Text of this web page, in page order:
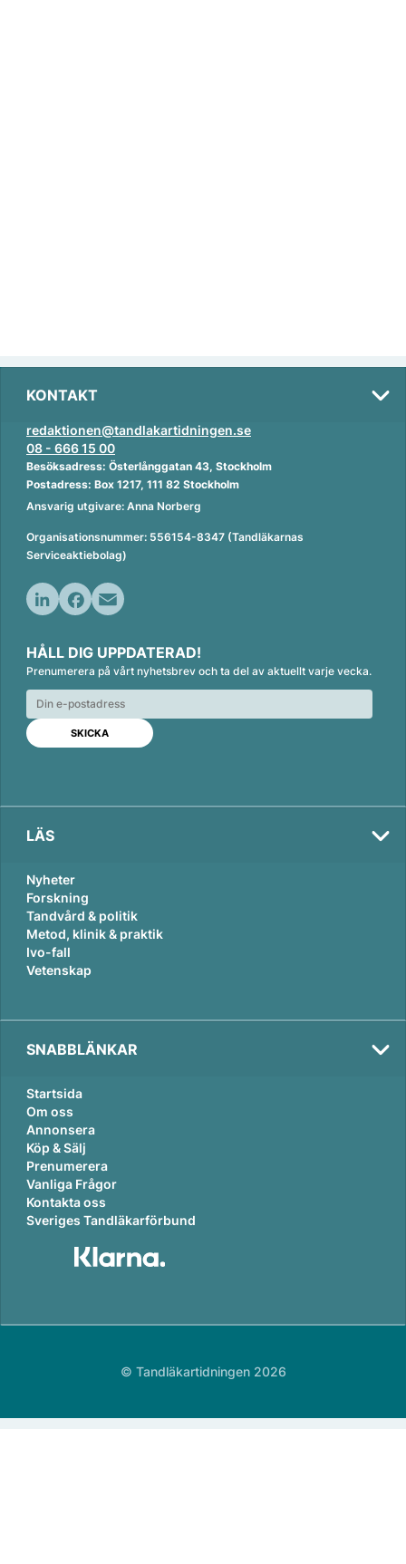
KONTAKT
redaktionen@tandlakartidningen.se
08 - 666 15 00
Besöksadress: Österlånggatan 43, Stockholm
Postadress: Box 1217, 111 82 Stockholm
Ansvarig utgivare: Anna Norberg
Organisationsnummer: 556154-8347 (Tandläkarnas
Serviceaktiebolag)
n
k
e
d
n
c
e
b
o
o
k
a
i
l
HÅLL DIG UPPDATERAD!
Prenumerera på vårt nyhetsbrev och ta del av aktuellt varje vecka.
LÄS
Nyheter
Forskning
Tandvård & politik
Metod, klinik & praktik
Ivo-fall
Vetenskap
SNABBLÄNKAR
Startsida
Om oss
Annonsera
Köp & Sälj
Prenumerera
Vanliga Frågor
Kontakta oss
Sveriges Tandläkarförbund
© Tandläkartidningen 2026